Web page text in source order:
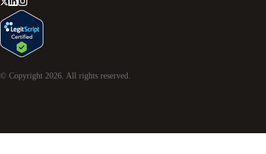
© Copyright 2026. All rights reserved.